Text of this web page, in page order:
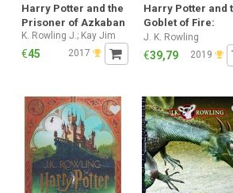
Harry Potter and the
Prisoner of Azkaban
K. Rowling J.; Kay Jim
€45 2017
Harry Potter and
Goblet of Fire:
Illustrated Edition
(Harry Potter
Illustrated Edtn)
J. K. Rowling
€39,79 2019